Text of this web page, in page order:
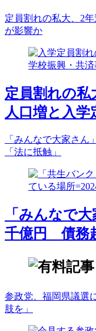
定員割れの私大、2
が影響か
定員割れの
人口増と入
「みんなで大家さ
「法に抵触」
「みんなで
千億円 債務
参政党、福岡県議選
肢を」